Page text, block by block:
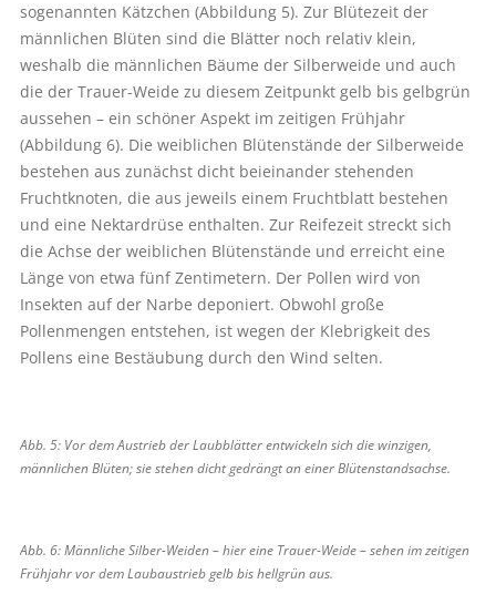
sogenannten Kätzchen (Abbildung 5). Zur Blütezeit der
männlichen Blüten sind die Blätter noch relativ klein,
weshalb die männlichen Bäume der Silberweide und auch
die der Trauer-Weide zu diesem Zeitpunkt gelb bis gelbgrün
aussehen – ein schöner Aspekt im zeitigen Frühjahr
(Abbildung 6). Die weiblichen Blütenstände der Silberweide
bestehen aus zunächst dicht beieinander stehenden
Fruchtknoten, die aus jeweils einem Fruchtblatt bestehen
und eine Nektardrüse enthalten. Zur Reifezeit streckt sich
die Achse der weiblichen Blütenstände und erreicht eine
Länge von etwa fünf Zentimetern. Der Pollen wird von
Insekten auf der Narbe deponiert. Obwohl große
Pollenmengen entstehen, ist wegen der Klebrigkeit des
Pollens eine Bestäubung durch den Wind selten.
Abb. 5: Vor dem Austrieb der Laubblätter entwickeln sich die winzigen,
männlichen Blüten; sie stehen dicht gedrängt an einer Blütenstandsachse.
Abb. 6: Männliche Silber-Weiden – hier eine Trauer-Weide – sehen im zeitigen
Frühjahr vor dem Laubaustrieb gelb bis hellgrün aus.